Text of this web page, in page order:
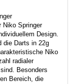
Niko Springer
Design.
die Darts in 22g
Niko
radialer
Besonders
Bereich, die